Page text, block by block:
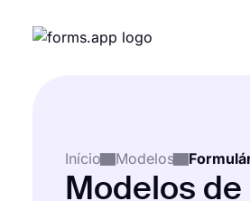
Início Modelos
Modelos